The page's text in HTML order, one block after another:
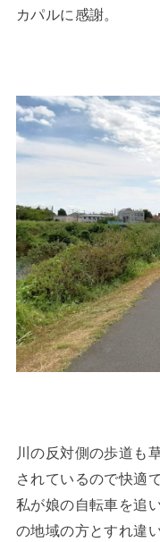
カパルに感謝。
川の反対側の歩道も
されているので快適
私が娘の自転車を追
の地域の方とすれ違